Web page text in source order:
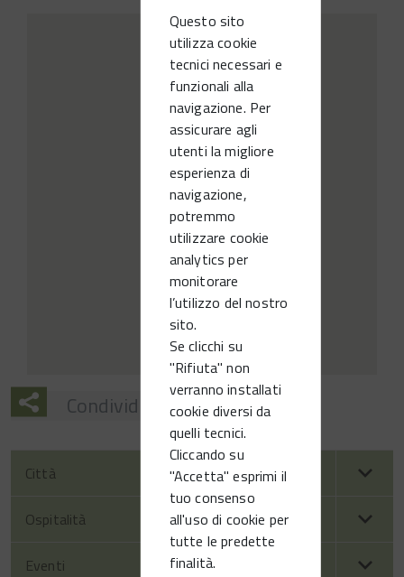
Questo sito
utilizza cookie
tecnici necessari e
funzionali alla
navigazione. Per
assicurare agli
utenti la migliore
esperienza di
navigazione,
potremmo
utilizzare cookie
analytics per
monitorare
l’utilizzo del nostro
sito.
Se clicchi su
"Rifiuta" non
verranno installati
cookie diversi da
quelli tecnici.
Cliccando su
"Accetta" esprimi il
tuo consenso
all'uso di cookie per
tutte le predette
finalità.
Condividi
Città
Ospitalità
Eventi